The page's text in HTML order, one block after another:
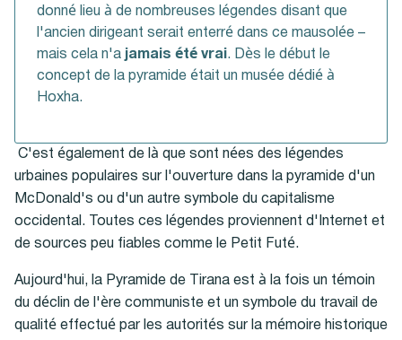
donné lieu à de nombreuses légendes disant que
l'ancien dirigeant serait enterré dans ce mausolée –
mais cela n'a jamais été vrai. Dès le début le
concept de la pyramide était un musée dédié à
Hoxha.
C'est également de là que sont nées des légendes
urbaines populaires sur l'ouverture dans la pyramide d'un
McDonald's ou d'un autre symbole du capitalisme
occidental. Toutes ces légendes proviennent d'Internet et
de sources peu fiables comme le Petit Futé.
Aujourd'hui, la Pyramide de Tirana est à la fois un témoin
du déclin de l'ère communiste et un symbole du travail de
qualité effectué par les autorités sur la mémoire historique